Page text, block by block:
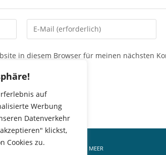
auf
Werbung
Datenverkehr
klickst,
Cookies zu.
Gib
deine
Adresse
Kommentieren
in diesem Browser für meinen nächsten
BISTRO · SPORT & MEER